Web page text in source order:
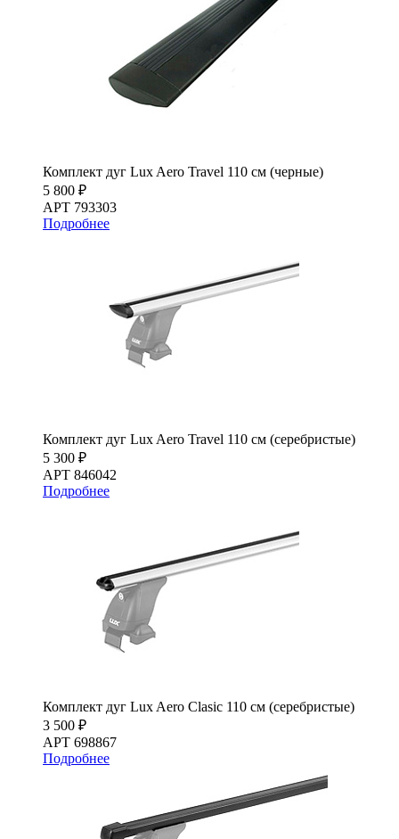
Комплект дуг Lux Aero Travel 110 см (черные)
5 800 ₽
АРТ 793303
Подробнее
Комплект дуг Lux Aero Travel 110 см (серебристые)
5 300 ₽
АРТ 846042
Подробнее
Комплект дуг Lux Aero Clasic 110 см (серебристые)
3 500 ₽
АРТ 698867
Подробнее